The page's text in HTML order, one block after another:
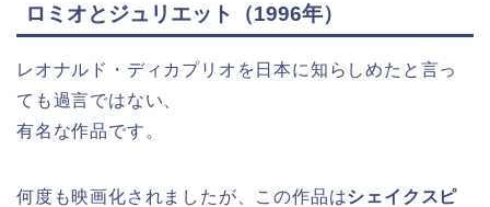
ロミオとジュリエット（1996年）
レオナルド・ディカプリオを日本に知らしめたと言っ
ても過言ではない、
有名な作品です。
何度も映画化されましたが、この作品はシェイクスピ